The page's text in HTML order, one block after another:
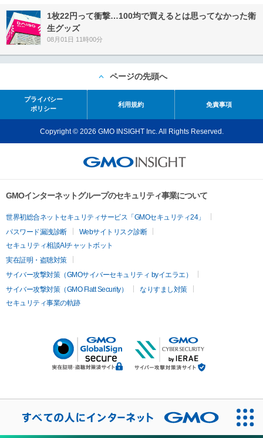
1枚22円って衝撃…100均で買えるとは思ってなかった衛
生グッズ
08月01日 11時00分
ページの先頭へ
プライバシー
ポリシー
利用規約 免責事項
Copyright © 2026 GMO INSIGHT Inc. All Rights Reserved.
GMOインターネットグループのセキュリティ事業について
世界初総合ネットセキュリティサービス「GMOセキュリティ24」
パスワード漏洩診断
Webサイトリスク診断
セキュリティ相談AIチャットボット
実在証明・盗聴対策
サイバー攻撃対策（GMOサイバーセキュリティ byイエラエ）
サイバー攻撃対策（GMO Flatt Security）
なりすまし対策
セキュリティ事業の軌跡